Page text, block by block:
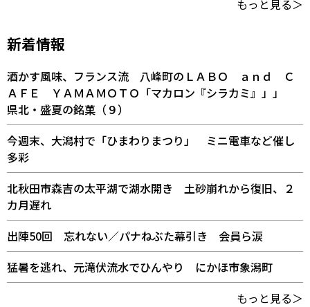
もっと見る＞
新着情報
酒かす風味、フランス流 八峰町のＬＡＢＯ ａｎｄ Ｃ
ＡＦＥ ＹＡＭＡＭＯＴＯ「マカロン『シラカミ』」」
県北・盛夏の銘菓（９）
今週末、大潟村で「ひまわりまつり」 ミニ電車など催し
多彩
北秋田市森吉の太平湖で湖水開き 土砂崩れから復旧、２
カ月遅れ
出陣50回 忘れない／パナねぶた幕引き 会員ら涙
猛暑を逃れ、元滝伏流水でひんやり にかほ市象潟町
もっと見る＞